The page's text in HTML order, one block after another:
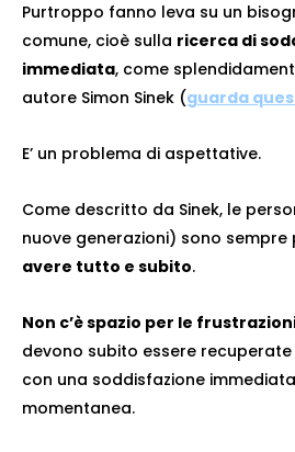
Purtroppo fanno leva su un
comune, cioè sulla ricerca di
immediata, come
autore Simon Sinek (guarda
E’ un problema di aspettative.
Come descritto da Sinek, le
nuove generazioni) sono
avere tutto e subito.
Non c’è spazio per le
devono subito essere
con una soddisfazione
momentanea.